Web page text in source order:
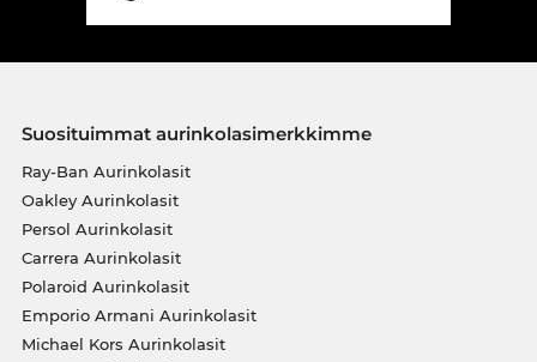
Suosituimmat aurinkolasimerkkimme
Ray-Ban Aurinkolasit
Oakley Aurinkolasit
Persol Aurinkolasit
Carrera Aurinkolasit
Polaroid Aurinkolasit
Emporio Armani Aurinkolasit
Michael Kors Aurinkolasit